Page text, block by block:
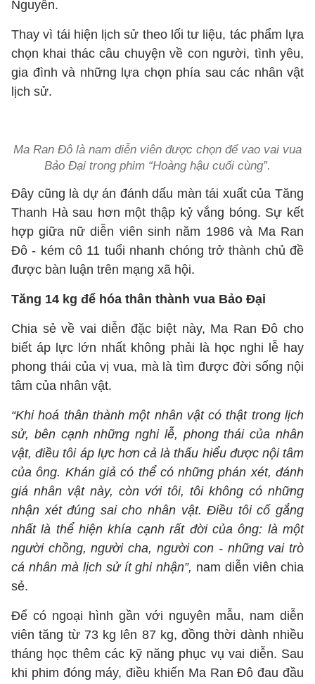
Nguyễn.
Thay vì tái hiện lịch sử theo lối tư liệu, tác phẩm lựa
chọn khai thác câu chuyện về con người, tình yêu,
gia đình và những lựa chọn phía sau các nhân vật
lịch sử.
Ma Ran Đô là nam diễn viên được chọn để vao vai vua
Bảo Đại trong phim “Hoàng hậu cuối cùng”.
Đây cũng là dự án đánh dấu màn tái xuất của Tăng
Thanh Hà sau hơn một thập kỷ vắng bóng. Sự kết
hợp giữa nữ diễn viên sinh năm 1986 và Ma Ran
Đô - kém cô 11 tuổi nhanh chóng trở thành chủ đề
được bàn luận trên mạng xã hội.
Tăng 14 kg để hóa thân thành vua Bảo Đại
Chia sẻ về vai diễn đặc biệt này, Ma Ran Đô cho
biết áp lực lớn nhất không phải là học nghi lễ hay
phong thái của vị vua, mà là tìm được đời sống nội
tâm của nhân vật.
“Khi hoá thân thành một nhân vật có thật trong lịch
sử, bên cạnh những nghi lễ, phong thái của nhân
vật, điều tôi áp lực hơn cả là thấu hiểu được nội tâm
của ông. Khán giả có thể có những phán xét, đánh
giá nhân vật này, còn với tôi, tôi không có những
nhận xét đúng sai cho nhân vật. Điều tôi cố gắng
nhất là thể hiện khía cạnh rất đời của ông: là một
người chồng, người cha, người con - những vai trò
cá nhân mà lịch sử ít ghi nhận”, nam diễn viên chia
sẻ.
Để có ngoại hình gần với nguyên mẫu, nam diễn
viên tăng từ 73 kg lên 87 kg, đồng thời dành nhiều
tháng học thêm các kỹ năng phục vụ vai diễn. Sau
khi phim đóng máy, điều khiến Ma Ran Đô đau đầu